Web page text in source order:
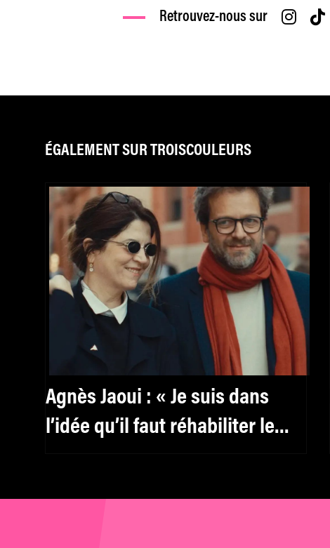
Retrouvez-nous sur
ÉGALEMENT SUR TROISCOULEURS
Agnès Jaoui : « Je suis dans
l’idée qu’il faut réhabiliter le